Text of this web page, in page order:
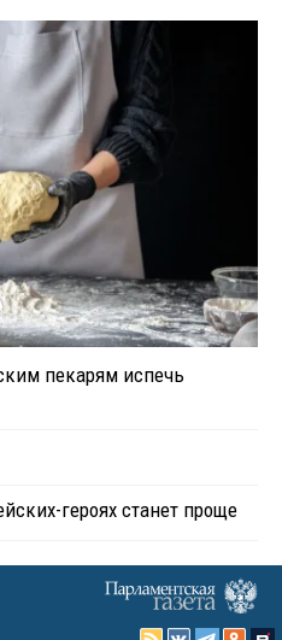
пекарям испечь
героях станет проще